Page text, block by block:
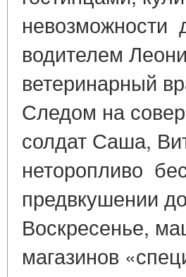
невозможности
водителем
ветеринарный
Следом на
солдат Саша,
неторопливо
предвкушении
Воскресенье,
магазинов